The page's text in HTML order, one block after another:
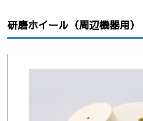
研磨ホイール（周辺機器用）